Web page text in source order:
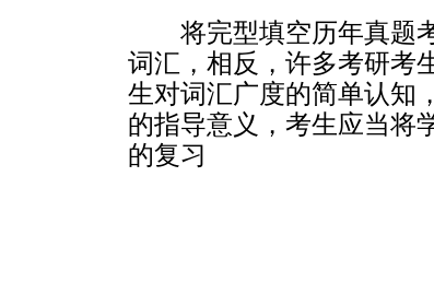
将完型填空历年真题
词汇，相反，许多考研考
生对词汇广度的简单认知
的指导意义，考生应当将
的复习